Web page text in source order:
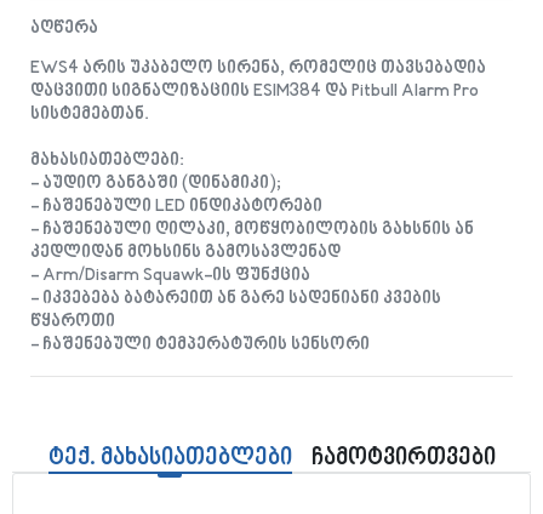
აღწერა
EWS4 არის უკაბელო სირენა, რომელიც თავსებადია
დაცვითი სიგნალიზაციის ESIM384 და Pitbull Alarm Pro
სისტემებთან.
მახასიათებლები:
- აუდიო განგაში (დინამიკი);
- ჩაშენებული LED ინდიკატორები
- ჩაშენებული ღილაკი, მოწყობილობის გახსნის ან
კედლიდან მოხსინს გამოსავლენად
- Arm/Disarm Squawk-ის ფუნქცია
- იკვებება ბატარეით ან გარე სადენიანი კვების
წყაროთი
- ჩაშენებული ტემპერატურის სენსორი
ტექ. მახასიათებლები ჩამოტვირთვები